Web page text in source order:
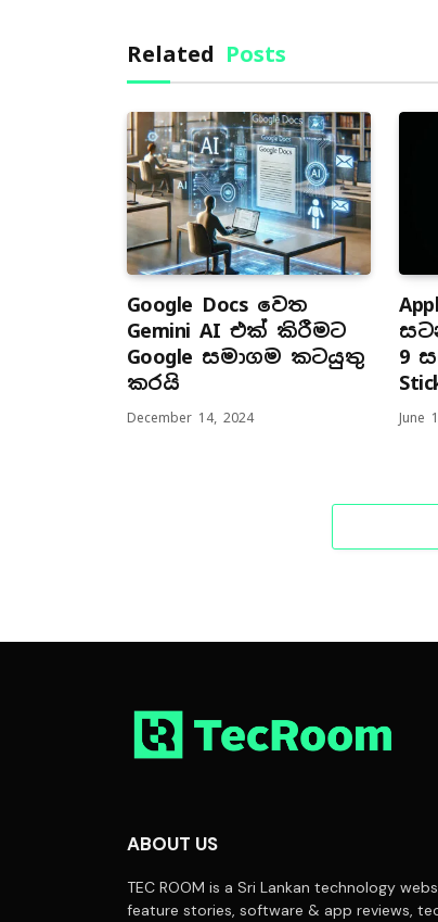
Related Posts
Google Docs වෙත
Gemini AI එක් කිරීමට
Google සමාගම කටයුතු
කරයි
December 14, 2024
9
June
ABOUT US
TEC ROOM is a Sri Lankan technology
feature stories, software & app reviews,